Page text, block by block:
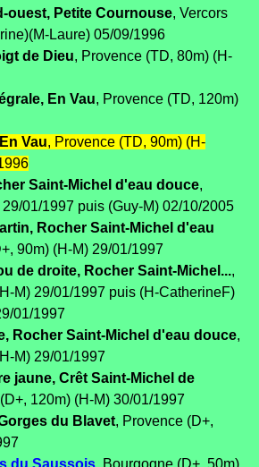
ouest, Petite Cournouse, Vercors
Laure) 05/09/1996
de Dieu, Provence (TD, 80m) (H-
En Vau, Provence (TD, 120m)
Vau, Provence (TD, 90m) (H-
Saint-Michel d'eau douce,
01/1997 puis (Guy-M) 02/10/2005
Rocher Saint-Michel d'eau
90m) (H-M) 29/01/1997
de droite, Rocher Saint-Michel...,
M) 29/01/1997 puis (H-CatherineF)
01/1997
Rocher Saint-Michel d'eau douce,
M) 29/01/1997
jaune, Crêt Saint-Michel de
120m) (H-M) 30/01/1997
du Blavet, Provence (D+,
du Saussois, Bourgogne (D+, 50m)